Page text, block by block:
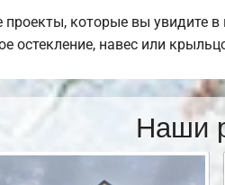
которые вы увидите
остекление, навес или
Наши